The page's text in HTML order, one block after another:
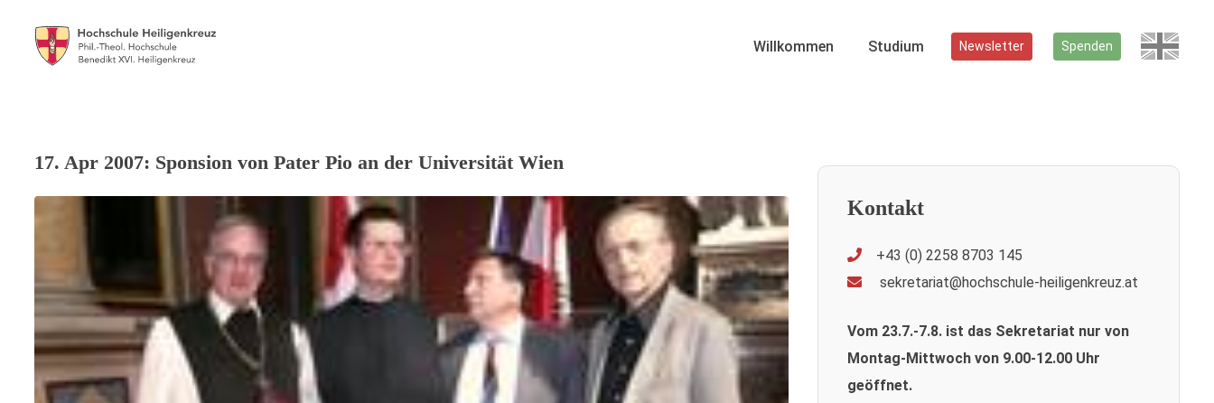
Willkommen Studium Newsletter Spenden
17. Apr 2007: Sponsion von Pater Pio an der Universität Wien
Kontakt
+43 (0) 2258 8703 145
sekretariat@hochschule-heiligenkreuz.at
Vom 23.7.-7.8. ist das Sekretariat nur von
Montag-Mittwoch von 9.00-12.00 Uhr
geöffnet.